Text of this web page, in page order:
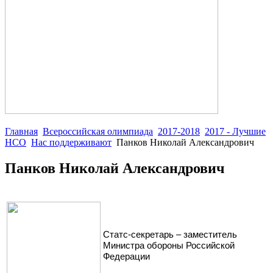
Главная Всероссийская олимпиада 2017-2018 2017 - Лучшие
НСО Нас поддерживают Панков Николай Александрович
Панков Николай Александрович
Статс-секретарь – заместитель
Министра обороны Российской
Федерации